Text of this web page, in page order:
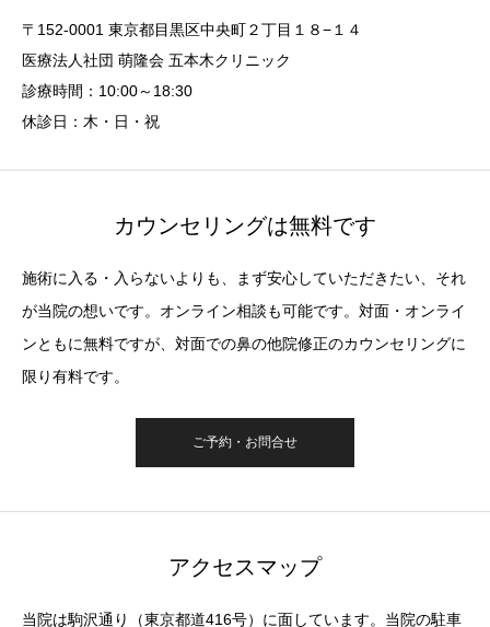
〒152-0001 東京都目黒区中央町２丁目１８−１４
医療法人社団 萌隆会 五本木クリニック
診療時間：10:00～18:30
休診日：木・日・祝
カウンセリングは無料です
施術に入る・入らないよりも、まず安心していただきたい、それ
が当院の想いです。オンライン相談も可能です。対面・オンライ
ンともに無料ですが、対面での鼻の他院修正のカウンセリングに
限り有料です。
ご予約・お問合せ
アクセスマップ
当院は駒沢通り（東京都道416号）に面しています。当院の駐車